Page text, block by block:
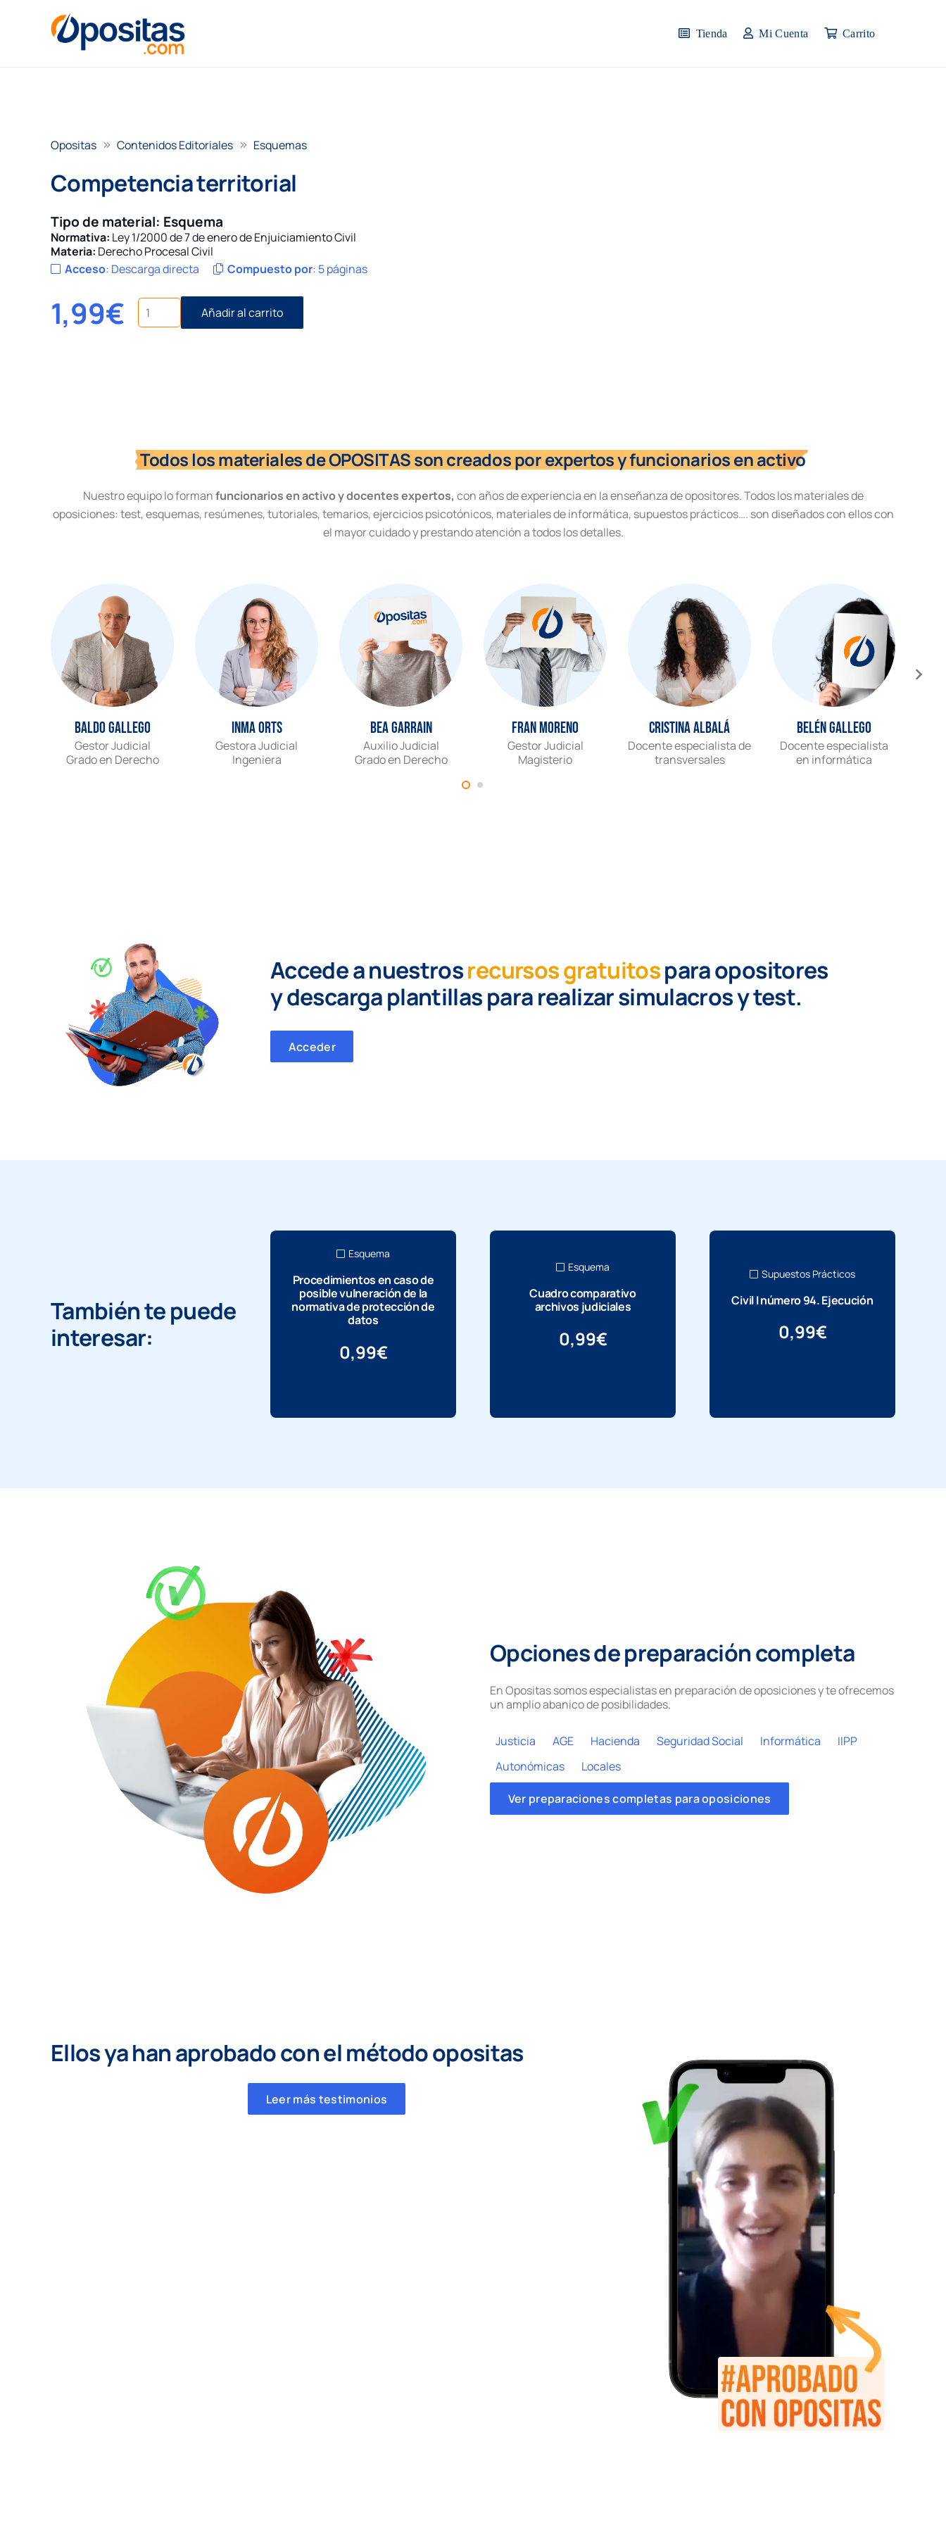
Tienda Mi Cuenta Carrito
Opositas Contenidos Editoriales Esquemas
Competencia territorial
Tipo de material: Esquema
Normativa: Ley 1/2000 de 7 de enero de Enjuiciamiento Civil
Materia: Derecho Procesal Civil
Acceso: Descarga directa Compuesto por: 5 páginas
1,99€
Competencia
territorial
cantidad
Añadir al carrito
Todos los materiales de OPOSITAS son creados por expertos y funcionarios en activo
Nuestro equipo lo formanfuncionarios en activo y docentes expertos, con años de experiencia en la enseñanza de opositores. Todos los materiales de
oposiciones: test, esquemas, resúmenes, tutoriales, temarios, ejercicios psicotónicos, materiales de informática, supuestos prácticos…. son diseñados con ellos con
el mayor cuidado y prestando atención a todos los detalles.
Baldo Gallego
Gestor Judicial
Grado en Derecho
Inma Orts
Gestora Judicial
Ingeniera
Bea Garrain
Auxilio Judicial
Grado en Derecho
Fran Moreno
Gestor Judicial
Magisterio
Cristina Albalá
Docente especialista de
transversales
Belén Gallego
Docente especialista
en informática
Accede a nuestrosrecursos gratuitospara opositores
ydescarga plantillas para realizar simulacros y test.
Acceder
También te puede
interesar:
Esquema
Procedimientos en caso de
posible vulneración de la
normativa de protección de
datos
0,99€
Esquema
Cuadro comparativo
archivos judiciales
0,99€
Supuestos Prácticos
Civil I número 94. Ejecución
0,99€
Opciones de preparación completa
En Opositas somos especialistas en preparación de oposiciones y te ofrecemos
un amplio abanico de posibilidades.
Justicia AGE Hacienda Seguridad Social Informática
IIPP
Autonómicas
Locales
Ver preparaciones completas para oposiciones
Ellos ya han aprobado con el método opositas
Leer más testimonios